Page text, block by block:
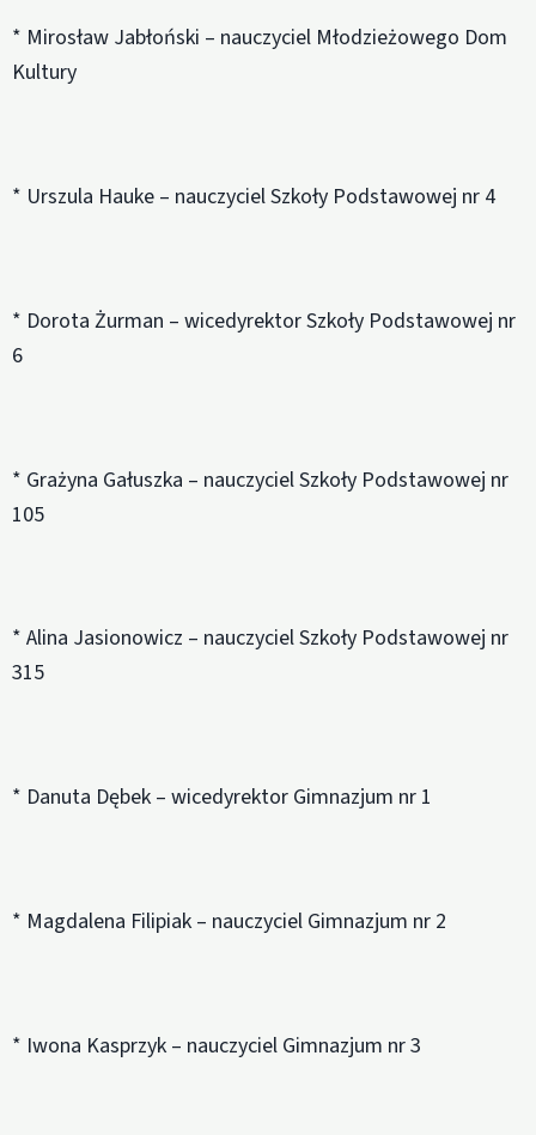
* Mirosław Jabłoński – nauczyciel Młodzieżowego Dom
Kultury
* Urszula Hauke – nauczyciel Szkoły Podstawowej nr 4
* Dorota Żurman – wicedyrektor Szkoły Podstawowej nr
6
* Grażyna Gałuszka – nauczyciel Szkoły Podstawowej nr
105
* Alina Jasionowicz – nauczyciel Szkoły Podstawowej nr
315
* Danuta Dębek – wicedyrektor Gimnazjum nr 1
* Magdalena Filipiak – nauczyciel Gimnazjum nr 2
* Iwona Kasprzyk – nauczyciel Gimnazjum nr 3